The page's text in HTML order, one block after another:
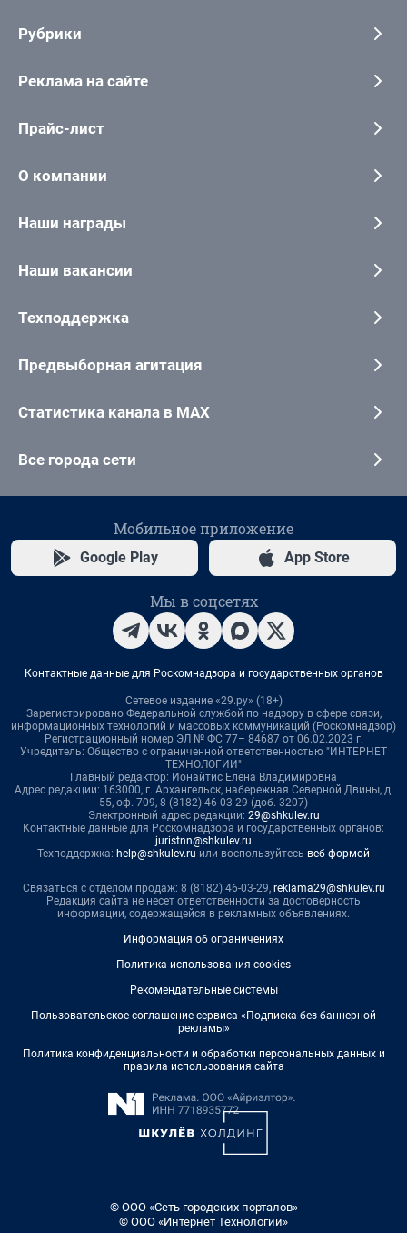
Рубрики
Реклама на сайте
Прайс-лист
О компании
Наши награды
Наши вакансии
Техподдержка
Предвыборная агитация
Статистика канала в MAX
Все города сети
Мобильное приложение
Google Play App Store
Мы в соцсетях
Контактные данные для Роскомнадзора и государственных органов
Сетевое издание «29.ру» (18+)
Зарегистрировано Федеральной службой по надзору в сфере связи,
информационных технологий и массовых коммуникаций (Роскомнадзор)
Регистрационный номер ЭЛ № ФС 77– 84687 от 06.02.2023 г.
Учредитель: Общество с ограниченной ответственностью "ИНТЕРНЕТ
ТЕХНОЛОГИИ"
Главный редактор: Ионайтис Елена Владимировна
Адрес редакции: 163000, г. Архангельск, набережная Северной Двины, д.
55, оф. 709, 8 (8182) 46-03-29 (доб. 3207)
Электронный адрес редакции: 29@shkulev.ru
Контактные данные для Роскомнадзора и государственных органов:
juristnn@shkulev.ru
Техподдержка: help@shkulev.ru или воспользуйтесь веб-формой
Связаться с отделом продаж: 8 (8182) 46-03-29, reklama29@shkulev.ru
Редакция сайта не несет ответственности за достоверность
информации, содержащейся в рекламных объявлениях.
Информация об ограничениях
Политика использования cookies
Рекомендательные системы
Пользовательское соглашение сервиса «Подписка без баннерной
рекламы»
Политика конфиденциальности и обработки персональных данных и
правила использования сайта
© ООО «Сеть городских порталов»
© ООО «Интернет Технологии»